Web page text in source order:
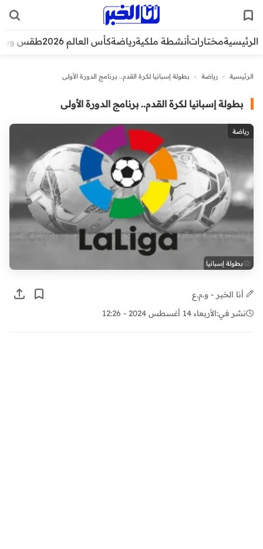
الرئيسيةمختاراتأنشطة ملكيةرياضةكأس العالم 2026 طقس
الرئيسية > رياضة > بطولة إسبانيا لكرة القدم.. برنامج الدورة الأولى
بطولة إسبانيا لكرة القدم.. برنامج الدورة الأولى
رياضة
بطولة إسبانيا
أنا الخبر - و.م.ع
نشر في:الأربعاء 14 أغسطس 2024 - 12:26